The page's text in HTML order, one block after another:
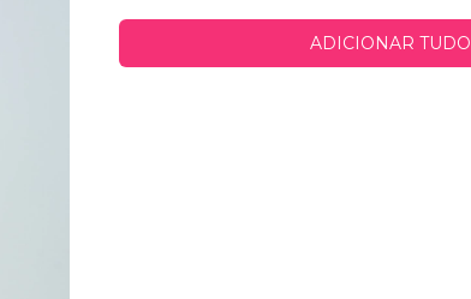
ADICIONAR TUDO